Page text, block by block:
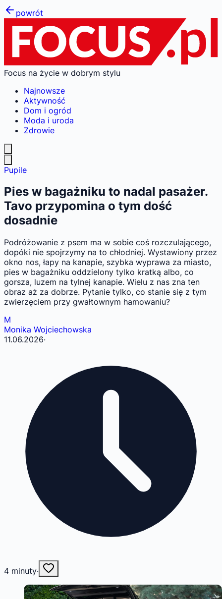
powrót
Focus na życie w dobrym stylu
Najnowsze
Aktywność
Dom i ogród
Moda i uroda
Zdrowie
Pupile
Pies w bagażniku to nadal pasażer.
Tavo przypomina o tym dość
dosadnie
Podróżowanie z psem ma w sobie coś rozczulającego,
dopóki nie spojrzymy na to chłodniej. Wystawiony przez
okno nos, łapy na kanapie, szybka wyprawa za miasto,
pies w bagażniku oddzielony tylko kratką albo, co
gorsza, luzem na tylnej kanapie. Wielu z nas zna ten
obraz aż za dobrze. Pytanie tylko, co stanie się z tym
zwierzęciem przy gwałtownym hamowaniu?
M
Monika Wojciechowska
11.06.2026·
4 minuty·